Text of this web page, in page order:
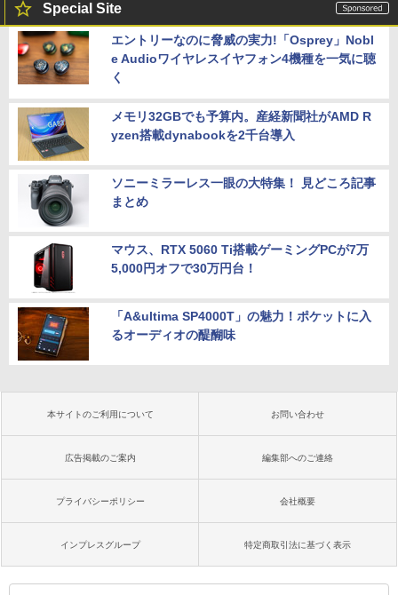
Special Site
エントリーなのに脅威の実力!「Osprey」Nobl
e Audioワイヤレスイヤフォン4機種を一気に聴
く
メモリ32GBでも予算内。産経新聞社がAMD R
yzen搭載dynabookを2千台導入
ソニーミラーレス一眼の大特集！ 見どころ記事
まとめ
マウス、RTX 5060 Ti搭載ゲーミングPCが7万
5,000円オフで30万円台！
「A&ultima SP4000T」の魅力！ポケットに入
るオーディオの醍醐味
本サイトのご利用について お問い合わせ
広告掲載のご案内 編集部へのご連絡
プライバシーポリシー 会社概要
インプレスグループ 特定商取引法に基づく表示